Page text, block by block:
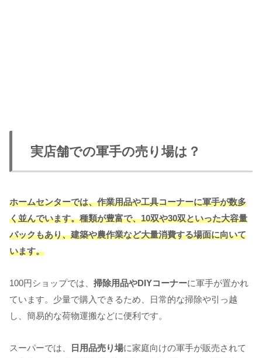
実店舗での軍手の売り場は？
ホームセンターでは、作業用品や工具コーナーに軍手が数多
く並んでいます。種類が豊富で、10双や30双といった大容量
パックもあり、建築や農作業など大量消費する場面に向いて
います。
100円ショップでは、 掃除用品やDIYコーナーに軍手が置かれ
ています。少量で購入できるため、日常的な掃除や引っ越
し、簡易的な荷物運搬などに便利です。
スーパーでは、 日用品売り場に家庭向けの軍手が販売されて